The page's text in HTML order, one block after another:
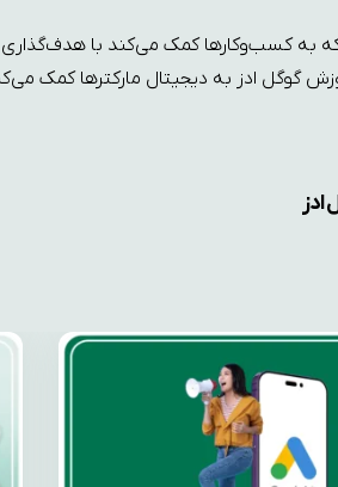
به کسب‌وکارها کمک می‌کند با
گوگل ادز به دیجیتال مارکترها کمک